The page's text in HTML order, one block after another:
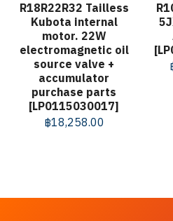
R18R22R32 Tailless
Kubota internal
motor. 22W
electromagnetic oil
source valve +
accumulator
purchase parts
[LP0115030017]
฿18,258.00